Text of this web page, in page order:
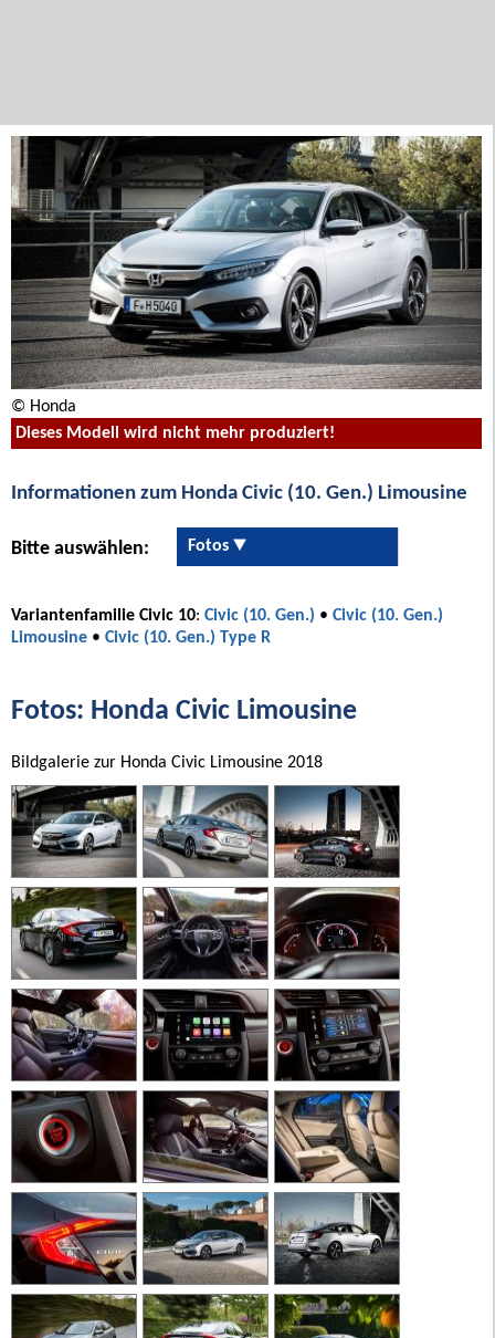
© Honda
Dieses Modell wird nicht mehr produziert!
Informationen zum Honda Civic (10. Gen.) Limousine
Bitte auswählen: Fotos
Variantenfamilie Civic 10: Civic (10. Gen.) • Civic (10. Gen.)
Limousine • Civic (10. Gen.) Type R
Fotos: Honda Civic Limousine
Bildgalerie zur Honda Civic Limousine 2018